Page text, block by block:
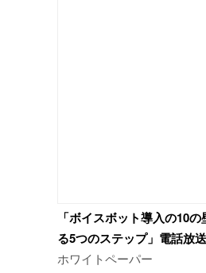
「ボイスボット導入の10
る5つのステップ」電話放
ホワイトペーパー